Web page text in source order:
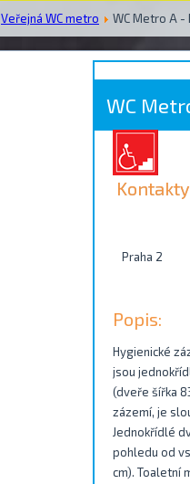
Veřejná WC metro WC Metro A -
WC
Kontakty
Praha 2
Popis:
Hygienické
jsou
(dveře šířka
zázemí, je
Jednokřídlé
pohledu od
cm). Toaletní